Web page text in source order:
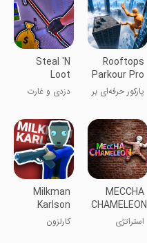
Rooftops
Parkour Pro
پارکور حرفه‌ای بر
Steal 'N
Loot
دزدی و غارت
MECCHA
CHAMELEON
استراتژی
Milkman
Karlson
کارلزون